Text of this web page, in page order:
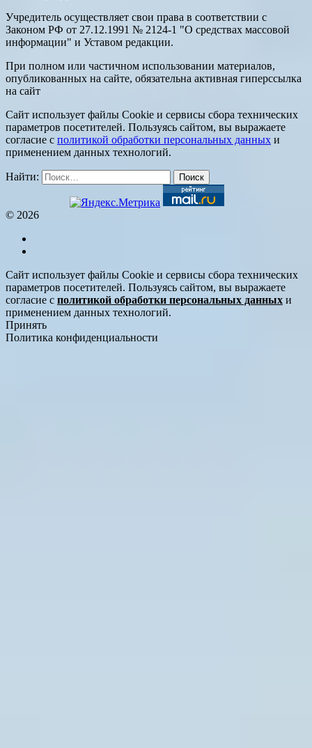
Учредитель осуществляет свои права в соответствии с
Законом РФ от 27.12.1991 № 2124-1 "О средствах массовой
информации" и Уставом редакции.
При полном или частичном использовании материалов,
опубликованных на сайте, обязательна активная гиперссылка
на сайт
Сайт использует файлы Cookie и сервисы сбора технических
параметров посетителей. Пользуясь сайтом, вы выражаете
согласие с политикой обработки персональных данных и
применением данных технологий.
Найти:
© 2026
Сайт использует файлы Cookie и сервисы сбора технических
параметров посетителей. Пользуясь сайтом, вы выражаете
согласие с политикой обработки персональных данных и
применением данных технологий.
Принять
Политика конфиденциальности